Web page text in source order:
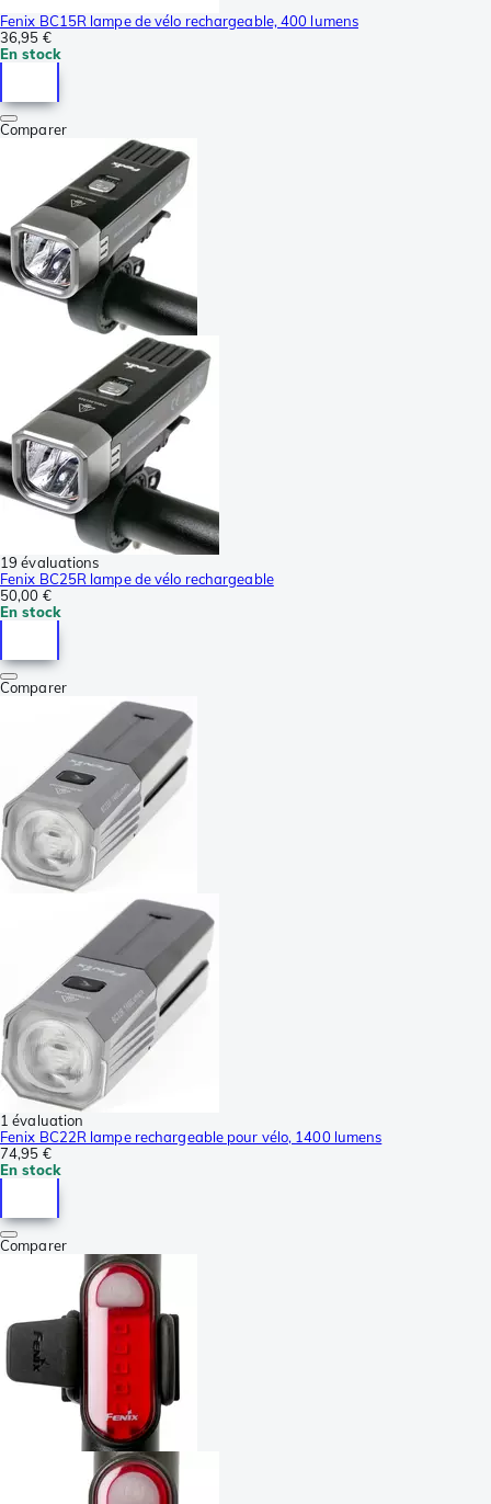
Fenix BC15R lampe de vélo rechargeable, 400 lumens
36,95 €
En stock
Comparer
19 évaluations
Fenix BC25R lampe de vélo rechargeable
50,00 €
En stock
Comparer
1 évaluation
Fenix BC22R lampe rechargeable pour vélo, 1400 lumens
74,95 €
En stock
Comparer